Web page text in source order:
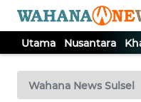
Utama Nusantara
Wahana News Sulsel
TV
Tutup